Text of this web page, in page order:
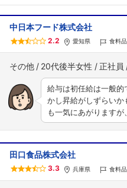
中日本フード株式会社
2.2 愛知県 食料品
その他 20代後半女性 正社員
給与は初任給は一般的
かし昇給がしずらい
も一気にあがります
田口食品株式会社
3.3 兵庫県 食料品